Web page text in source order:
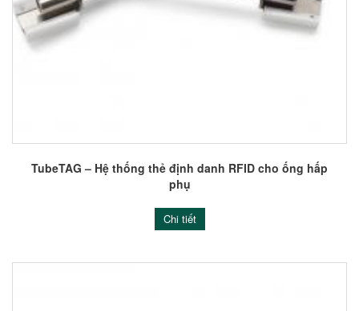
TubeTAG – Hệ thống thẻ định danh RFID cho ống hấp
phụ
Chi tiết